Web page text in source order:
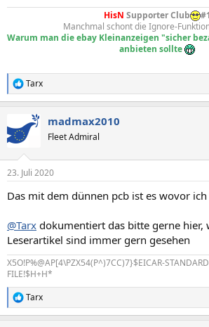
HisN Supporter Club
#1
Manchmal schont die Ignore-
Warum man die ebay Kleinanzeigen "sicher
anbieten sollte
R
e
t
i
e
:
Tarx
madmax2010
Fleet Admiral
23. Juli 2020
Das mit dem dünnen pcb ist es wovor
@Tarx dokumentiert das bitte gerne hier,
Leserartikel sind immer gern gesehen
X5O!P%@AP[4\PZX54(P^)7CC)7}$EICAR-
FILE!$H+H*
R
e
Tarx